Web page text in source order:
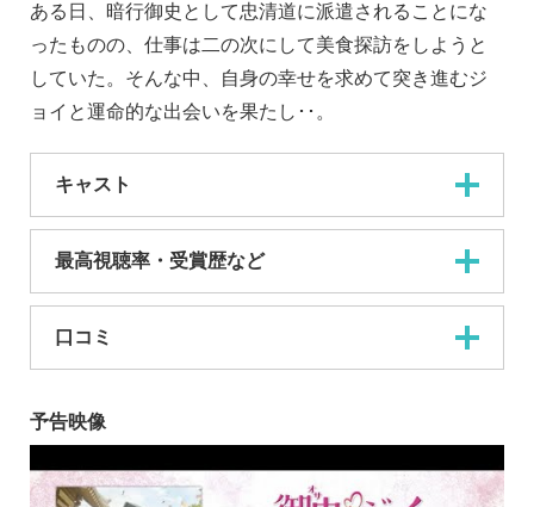
ある日、暗行御史として忠清道に派遣されることにな
ったものの、仕事は二の次にして美食探訪をしようと
していた。そんな中、自身の幸せを求めて突き進むジ
ョイと運命的な出会いを果たし･･。
キャスト
最高視聴率・受賞歴など
口コミ
予告映像